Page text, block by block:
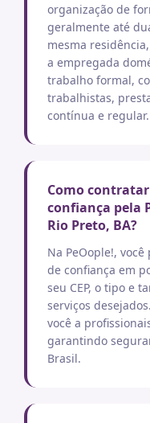
organização de
geralmente até
mesma
a empregada
trabalho formal,
trabalhistas,
contínua e regular.
Como
confiança pela
Rio Preto, BA?
Na PeOople!,
de confiança em
seu CEP, o tipo e
serviços
você a
garantindo
Brasil.